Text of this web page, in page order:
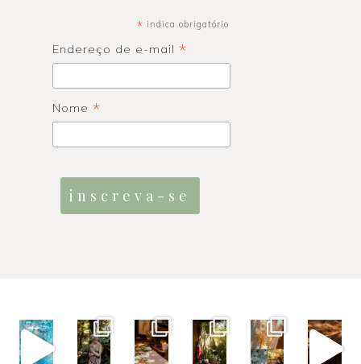
* indica obrigatório
Endereço de e-mail *
Nome *